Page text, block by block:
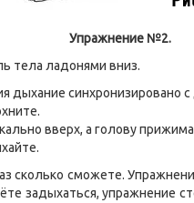
Упражнение №2.
тела ладонями вниз.
дыхание синхронизировано
вверх, а голову
сколько сможете.
задыхаться, упражнение